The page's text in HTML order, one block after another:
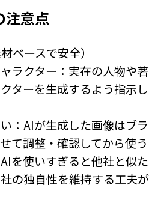
注意点
ベースで安全）
ラクター：実在の人物や著
ターを生成するよう指示し
：AIが生成した画像はブラ
て調整・確認してから使う
を使いすぎると他社と似た
の独自性を維持する工夫が